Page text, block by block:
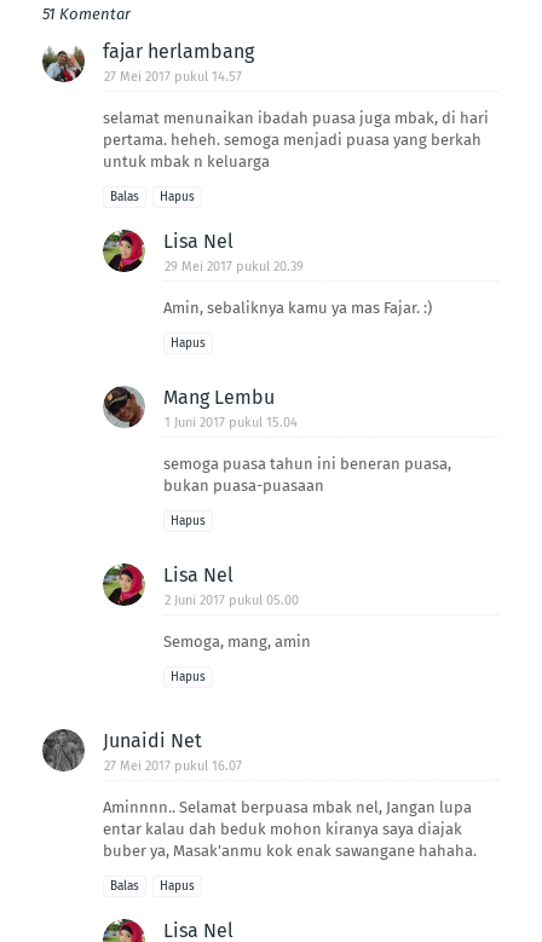
51 Komentar
fajar herlambang
27 Mei 2017 pukul 14.57
selamat menunaikan ibadah puasa juga mbak, di hari
pertama. heheh. semoga menjadi puasa yang berkah
untuk mbak n keluarga
Balas Hapus
Lisa Nel
29 Mei 2017 pukul 20.39
Amin, sebaliknya kamu ya mas Fajar. :)
Hapus
Mang Lembu
1 Juni 2017 pukul 15.04
semoga puasa tahun ini beneran puasa,
bukan puasa-puasaan
Hapus
Lisa Nel
2 Juni 2017 pukul 05.00
Semoga, mang, amin
Hapus
Junaidi Net
27 Mei 2017 pukul 16.07
Aminnnn.. Selamat berpuasa mbak nel, Jangan lupa
entar kalau dah beduk mohon kiranya saya diajak
buber ya, Masak'anmu kok enak sawangane hahaha.
Balas Hapus
Lisa Nel